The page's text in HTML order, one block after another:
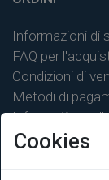
Informazioni di
FAQ per
Condizioni di
Metodi di
Informativa
Cookies